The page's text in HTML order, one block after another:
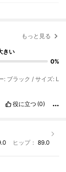
もっと見る
きい
0%
: ブラック / サイズ: L
役に立つ (0)
ヒップ： 89.0